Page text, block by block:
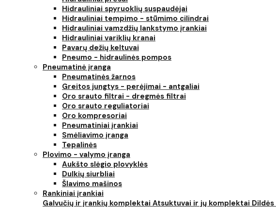
Hidrauliniai spyruoklių suspaudėjai
Hidrauliniai tempimo - stūmimo cilindrai
Hidrauliniai vamzdžių lankstymo įrankiai
Hidrauliniai variklių kranai
Pavarų dežių keltuvai
Pneumo - hidraulinės pompos
Pneumatinė įranga
Pneumatinės žarnos
Greitos jungtys - perėjimai - antgaliai
Oro srauto filtrai - dregmės filtrai
Oro srauto reguliatoriai
Oro kompresoriai
Pneumatiniai įrankiai
Smėliavimo įranga
Tepalinės
Plovimo - valymo įranga
Aukšto slėgio plovyklės
Dulkių siurbliai
Šlavimo mašinos
Rankiniai įrankiai
Galvučių ir įrankių komplektai Atsuktuvai ir jų komplektai Dildės